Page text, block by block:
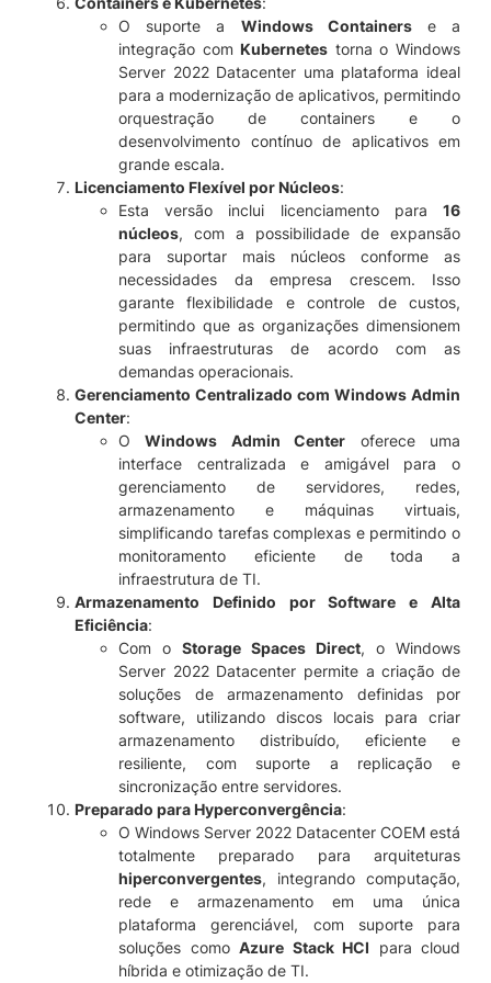
O suporte a Windows Containerse a
integração com Kubernetes torna o Windows
Server 2022 Datacenter uma plataforma ideal
para a modernização de aplicativos, permitindo
orquestração de containers e o
desenvolvimento contínuo de aplicativos em
grande escala.
Licenciamento Flexível por Núcleos:
Esta versão inclui licenciamento para 16
núcleos, com a possibilidade de expansão
para suportar mais núcleos conforme as
necessidades da empresa crescem. Isso
garante flexibilidade e controle de custos,
permitindo que as organizações dimensionem
suas infraestruturas de acordo com as
demandas operacionais.
Gerenciamento Centralizado com Windows Admin
Center:
OWindows Admin Center oferece uma
interface centralizada e amigável para o
gerenciamento de servidores, redes,
armazenamento e máquinas virtuais,
simplificando tarefas complexas e permitindo o
monitoramento eficiente de toda a
infraestrutura de TI.
Armazenamento Definido por Software e Alta
Eficiência:
Com o Storage Spaces Direct, o Windows
Server 2022 Datacenter permite a criação de
soluções de armazenamento definidas por
software, utilizando discos locais para criar
armazenamento distribuído, eficiente e
resiliente, com suporte a replicação e
sincronização entre servidores.
Preparado para Hyperconvergência:
O Windows Server 2022 Datacenter COEM está
totalmente preparado para arquiteturas
hiperconvergentes, integrando computação,
rede e armazenamento em uma única
plataforma gerenciável, com suporte para
soluções como Azure Stack HCI para cloud
híbrida e otimização de TI.